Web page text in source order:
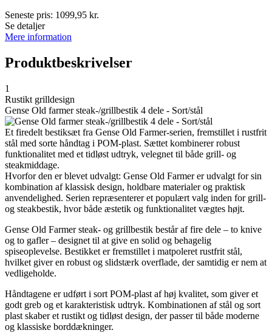
Seneste pris: 1099,95 kr.
Se detaljer
Mere information
Produktbeskrivelser
1
Rustikt grilldesign
Gense Old farmer steak-/grillbestik 4 dele - Sort/stål
Et firedelt bestiksæt fra Gense Old Farmer-serien, fremstillet i rustfrit
stål med sorte håndtag i POM-plast. Sættet kombinerer robust
funktionalitet med et tidløst udtryk, velegnet til både grill- og
steakmiddage.
Hvorfor den er blevet udvalgt: Gense Old Farmer er udvalgt for sin
kombination af klassisk design, holdbare materialer og praktisk
anvendelighed. Serien repræsenterer et populært valg inden for grill-
og steakbestik, hvor både æstetik og funktionalitet vægtes højt.
Gense Old Farmer steak- og grillbestik består af fire dele – to knive
og to gafler – designet til at give en solid og behagelig
spiseoplevelse. Bestikket er fremstillet i matpoleret rustfrit stål,
hvilket giver en robust og slidstærk overflade, der samtidig er nem at
vedligeholde.
Håndtagene er udført i sort POM-plast af høj kvalitet, som giver et
godt greb og et karakteristisk udtryk. Kombinationen af stål og sort
plast skaber et rustikt og tidløst design, der passer til både moderne
og klassiske borddækninger.